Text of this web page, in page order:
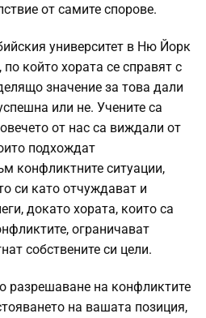
от самите спорове.
университет в Ню Йорк
който хората се справят с
значение за това дали
или не. Учените са
от нас са виждали от
подхождат
конфликтните ситуации,
си като отчуждават и
докато хората, които са
ограничават
собствените си цели.
разрешаване на конфликтите
на вашата позиция,